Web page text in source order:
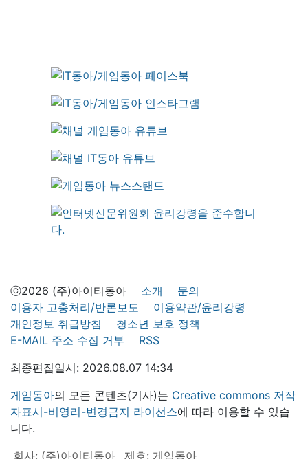
ⓒ2026 (주)아이티동아 소개
문의
이용자 고충처리/반론보도
이용약관/윤리강령
개인정보 취급방침
청소년 보호 정책
E-MAIL 주소 수집 거부
RSS
최종편집일시: 2026.08.07 14:34
게임동아의 모든 콘텐츠(기사)는 Creative commons 저작
자표시-비영리-변경금지 라이선스에 따라 이용할 수 있습
니다.
회사: (주)아이티동아
제호: 게임동아